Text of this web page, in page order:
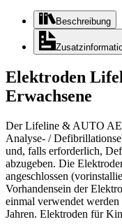
Beschreibung
Elektroden
Erwachsene
Der Lifeline & AUTO
Analyse- /
und, falls erforderlich,
abzugeben. Die
angeschlossen
Vorhandensein der
einmal verwendet
Jahren. Elektroden für